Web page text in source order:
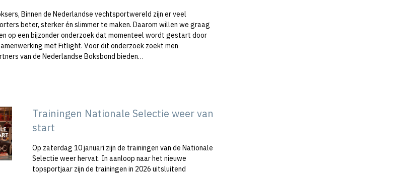
Binnen de Nederlandse vechtsportwereld zijn er veel
beter, sterker én slimmer te maken. Daarom willen we graag
op een bijzonder onderzoek dat momenteel wordt gestart door
met Fitlight. Voor dit onderzoek zoekt men
van de Nederlandse Boksbond bieden…
Trainingen Nationale Selectie weer van
start
Op zaterdag 10 januari zijn de trainingen van de Nationale
Selectie weer hervat. In aanloop naar het nieuwe
topsportjaar zijn de trainingen in 2026 uitsluitend